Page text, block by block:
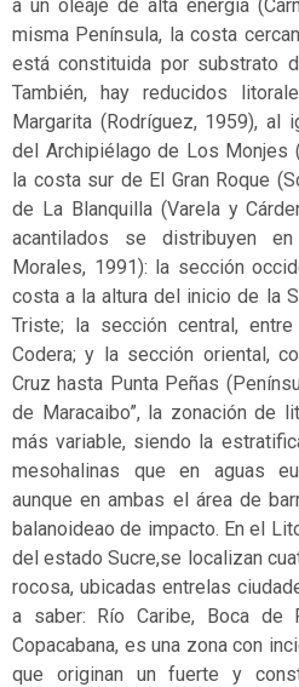
Invertebrados
Líquenes
Mamíferos
Manglares
Marinos
Matorrales
No
aplicable
No
evaluado
No
vascular
Páramos
Peces
Preocupación
a un oleaje de alta energía
misma Península, la costa
está constituida por substrato
También, hay reducidos
Margarita (Rodríguez, 1959),
del Archipiélago de Los Monjes
la costa sur de El Gran Roque
de La Blanquilla (Varela y
acantilados se distribuyen
Morales, 1991): la sección
costa a la altura del inicio de la
Triste; la sección central,
Codera; y la sección oriental,
Cruz hasta Punta Peñas
de Maracaibo”, la zonación de
más variable, siendo la
mesohalinas que en aguas
aunque en ambas el área de
balanoideao de impacto. En el
del estado Sucre,se localizan
rocosa, ubicadas entrelas
a saber: Río Caribe, Boca de
Copacabana, es una zona con
que originan un fuerte y